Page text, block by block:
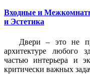
Входные и
и Эстетика
Двери – это не
архитектуре любого
частью интерьера и
критически важных